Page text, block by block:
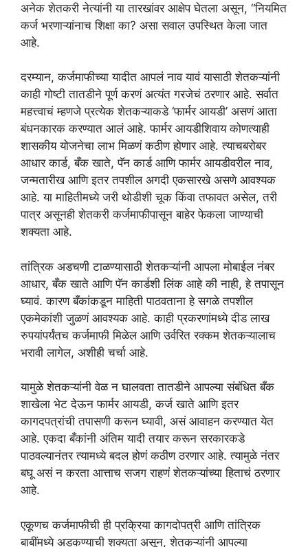
अनेक शेतकरी नेत्यांनी या तारखांवर आक्षेप घेतला असून, “नियमित
कर्ज भरणाऱ्यांनाच शिक्षा का? असा सवाल उपस्थित केला जात
आहे.
दरम्यान, कर्जमाफीच्या यादीत आपलं नाव यावं यासाठी शेतकऱ्यांनी
काही गोष्टी तातडीने पूर्ण करणं अत्यंत गरजेचं ठरणार आहे. सर्वात
महत्त्वाचं म्हणजे प्रत्येक शेतकऱ्याकडे ‘फार्मर आयडी’ असणं आता
बंधनकारक करण्यात आलं आहे. फार्मर आयडीशिवाय कोणत्याही
शासकीय योजनेचा लाभ मिळणं कठीण होणार आहे. त्याचबरोबर
आधार कार्ड, बँक खाते, पॅन कार्ड आणि फार्मर आयडीवरील नाव,
जन्मतारीख आणि इतर तपशील अगदी एकसारखे असणे आवश्यक
आहे. या माहितीमध्ये जरी थोडीशी चूक किंवा तफावत असेल, तरी
पात्र असूनही शेतकरी कर्जमाफीपासून बाहेर फेकला जाण्याची
शक्यता आहे.
तांत्रिक अडचणी टाळण्यासाठी शेतकऱ्यांनी आपला मोबाईल नंबर
आधार, बँक खाते आणि पॅन कार्डशी लिंक आहे की नाही, हे तपासून
घ्यावं. कारण बँकांकडून माहिती पाठवताना हे सगळे तपशील
एकमेकांशी जुळणं आवश्यक आहे. काही प्रकरणांमध्ये दीड लाख
रुपयांपर्यंतच कर्जमाफी मिळेल आणि उर्वरित रक्कम शेतकऱ्यालाच
भरावी लागेल, अशीही चर्चा आहे.
यामुळे शेतकऱ्यांनी वेळ न घालवता तातडीने आपल्या संबंधित बँक
शाखेला भेट देऊन फार्मर आयडी, कर्ज खाते आणि इतर
कागदपत्रांची तपासणी करून घ्यावी, असं आवाहन करण्यात येत
आहे. एकदा बँकांनी अंतिम यादी तयार करून सरकारकडे
पाठवल्यानंतर त्यामध्ये बदल होणं कठीण ठरणार आहे. त्यामुळे नंतर
बघू असं न करता आत्ताच सजग राहणं शेतकऱ्यांच्या हिताचं ठरणार
आहे.
एकूणच कर्जमाफीची ही प्रक्रिया कागदोपत्री आणि तांत्रिक
बाबींमध्ये अडकण्याची शक्यता असून, शेतकऱ्यांनी आपल्या